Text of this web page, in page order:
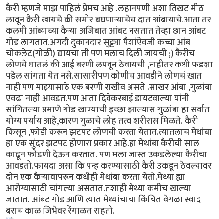
कैरी म्हणजे माझ पाहिलं प्रेमच आहे .लहानपणी अशा तिखट मीठ
लावून कैरी खायचे की समोर बघणाऱ्याचेच दात आंबायाचे.आता तर
कलमी आंब्याच्या कैऱ्या अजिबात आंबट नसतात तेव्हा छान आंबट
गोड लागतात.अगदी दुकानदार सुट्ट्या पैशांऐवजी कच्चा आंब
चोकलेट(गोळी) द्यायचा ती पण मलाच दिली जायची ;) कैरीच
लोणचे घातलं की आई बरणी लपवून ठेवायची ,नाहीतर कधी फडशा
पडेल सांगता येत नसे.सासारीपण कोणीच आवडीने लोणचं खात
नाही पण माझ्यासाठे एक बरणी राखीव असते .साखर आंबा ,गुळांबा
एवढा नाही आवडत.पण आता दिवेकरबाई डायटवाल्या यांनी
सांगितल्या प्रमाणे गोड खाण्याची इच्छा झाल्यास गुळांबा हा सर्वात
योग्य पर्याय आहे,कारण गुळाचे लोह तत्व शरीरास मिळते. कैरी
किसून ,फोडी करून झटपट लोणची करता येतात.त्यातलाच मेथांबा
हा एक सुंदर झटपट होणारा प्रकार आहे.हा मेथांबा कैरीची साल
काढून फोडणी देऊन करतात. पण मला जास्त उकडलेल्या कैरीचा
आवडतो.फायदा असा कि पन्ह करण्यासाठी कैरी उकडून ठेवल्यावर
दोन एक कैऱ्यावापरून कधीही मेथांबा करता येतो.मेथ्या ह्या
आरोग्यासाठी चांगल्या असतात.तशाही मेथ्या कमीच खाल्या
जातात. आंबट गोड आणि त्यात मेथ्यांचाचा किंचित वेगळा स्वाद
बराच काळ जिभेवर रेंगाळत राहतो.